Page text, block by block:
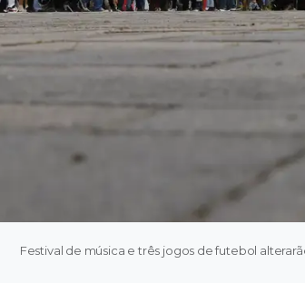
Festival de música e três jogos de futebol